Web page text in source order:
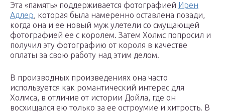
Эта «память» поддерживается фотографией Ирен
Адлер, которая была намеренно оставлена ​​позади,
когда она и ее новый муж улетели со смущающей
фотографией ее с королем. Затем Холмс попросил и
получил эту фотографию от короля в качестве
оплаты за свою работу над этим делом.
В производных произведениях она часто
используется как романтический интерес для
Холмса, в отличие от истории Дойла, где он
восхищался ею только за ее остроумие и хитрость. В